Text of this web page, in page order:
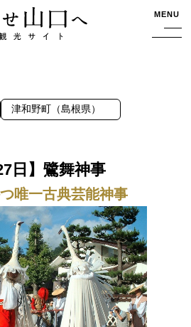
口県観光サイト MENU
日】鷺舞神事
唯一古典芸能神事
津和野町（島根県）